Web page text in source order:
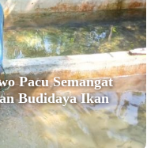
Pacu Semangat
Budidaya Ikan